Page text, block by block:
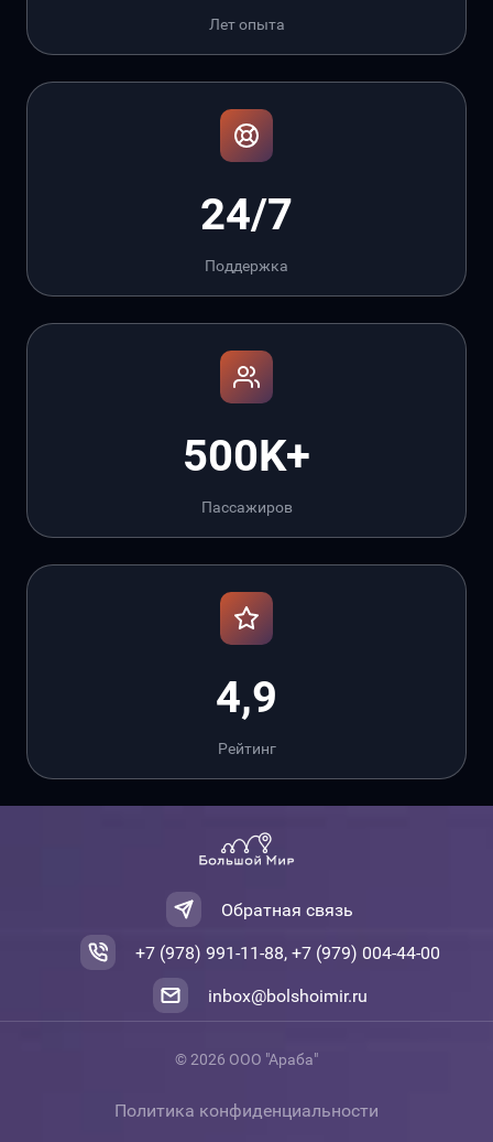
Лет опыта
24/7
Поддержка
500K+
Пассажиров
4,9
Рейтинг
Обратная связь
+7 (978) 991-11-88, +7 (979) 004-44-00
inbox@bolshoimir.ru
© 2026 ООО "Араба"
Политика конфиденциальности